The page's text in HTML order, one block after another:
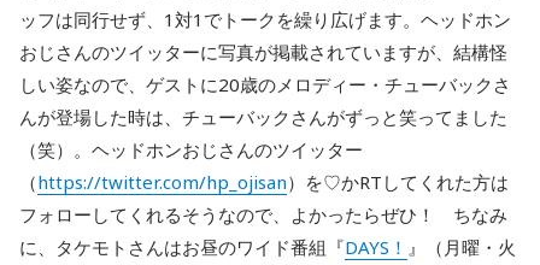
ッフは同行せず、1対1でトークを繰り広げます。ヘッドホン
おじさんのツイッターに写真が掲載されていますが、結構怪
しい姿なので、ゲストに20歳のメロディー・チューバックさ
んが登場した時は、チューバックさんがずっと笑ってました
（笑）。ヘッドホンおじさんのツイッター
（https://twitter.com/hp_ojisan）を♡かRTしてくれた方は
フォローしてくれるそうなので、よかったらぜひ！ ちなみ
に、タケモトさんはお昼のワイド番組『DAYS！ 』（月曜・火